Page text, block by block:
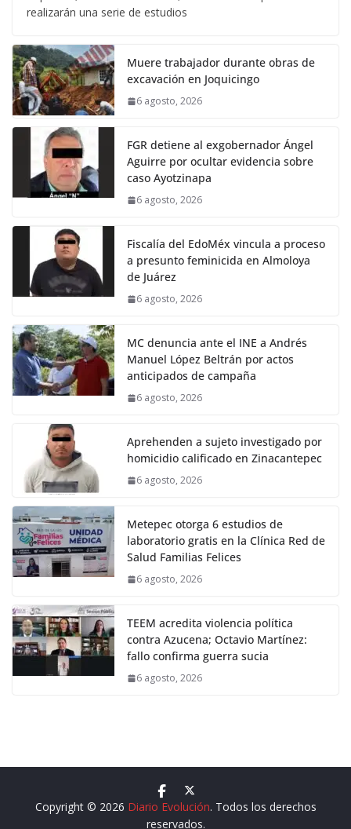
realizarán una serie de estudios
Muere trabajador durante obras de
excavación en Joquicingo
6 agosto, 2026
FGR detiene al exgobernador Ángel
Aguirre por ocultar evidencia sobre
caso Ayotzinapa
6 agosto, 2026
Fiscalía del EdoMéx vincula a proceso
a presunto feminicida en Almoloya
de Juárez
6 agosto, 2026
MC denuncia ante el INE a Andrés
Manuel López Beltrán por actos
anticipados de campaña
6 agosto, 2026
Aprehenden a sujeto investigado por
homicidio calificado en Zinacantepec
6 agosto, 2026
Metepec otorga 6 estudios de
laboratorio gratis en la Clínica Red de
Salud Familias Felices
6 agosto, 2026
TEEM acredita violencia política
contra Azucena; Octavio Martínez:
fallo confirma guerra sucia
6 agosto, 2026
Copyright © 2026 Diario Evolución. Todos los derechos
reservados.